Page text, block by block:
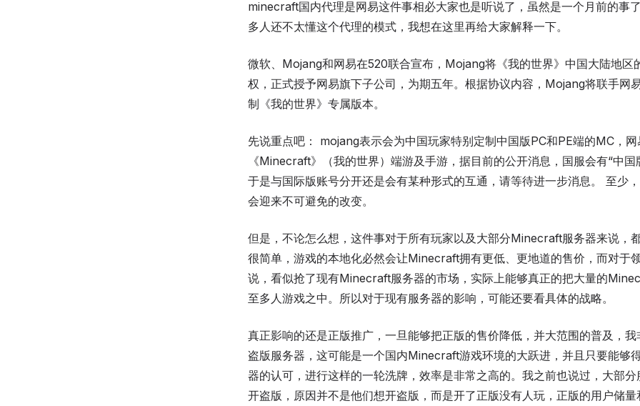
minecraft国内代理是网易这件事相必大家也是听说了，虽然是一个月前的事
多人还不太懂这个代理的模式，我想在这里再给大家解释一下。
微软、Mojang和网易在520联合宣布，Mojang将《我的世界》中国大陆地区
权，正式授予网易旗下子公司，为期五年。根据协议内容，Mojang将联手网
制《我的世界》专属版本。
先说重点吧： mojang表示会为中国玩家特别定制中国版PC和PE端的MC，网
《Minecraft》（我的世界）端游及手游，据目前的公开消息，国服会有“中国
于是与国际版账号分开还是会有某种形式的互通，请等待进一步消息。 至少
会迎来不可避免的改变。
但是，不论怎么想，这件事对于所有玩家以及大部分Minecraft服务器来说，
很简单，游戏的本地化必然会让Minecraft拥有更低、更地道的售价，而对于
说，看似抢了现有Minecraft服务器的市场，实际上能够真正的把大量的
至多人游戏之中。所以对于现有服务器的影响，可能还要看具体的战略。
真正影响的还是正版推广，一旦能够把正版的售价降低，并大范围的普及，
盗版服务器，这可能是一个国内Minecraft游戏环境的大跃进，并且只要能够
器的认可，进行这样的一轮洗牌，效率是非常之高的。我之前也说过，大部分
开盗版，原因并不是他们想开盗版，而是开了正版没有人玩，正版的用户储量